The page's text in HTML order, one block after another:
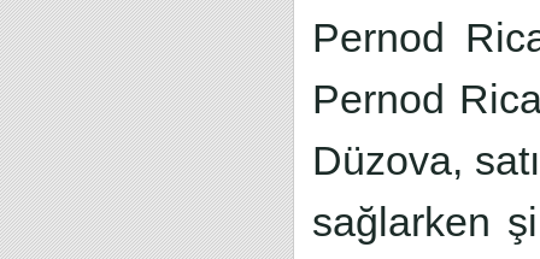
Pernod
Pernod
Düzova,
sağlarken